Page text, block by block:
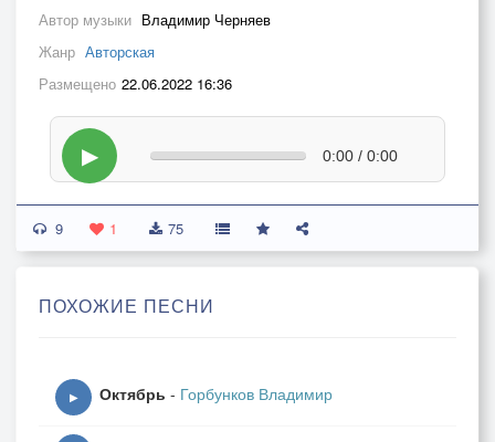
Автор музыки Владимир Черняев
Жанр Авторская
Размещено 22.06.2022 16:36
▶ 0:00 / 0:00
9 1 75
ПОХОЖИЕ ПЕСНИ
▶ Октябрь - Горбунков Владимир